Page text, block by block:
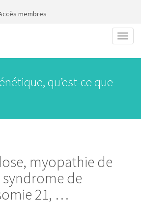
membres
qu’est-ce que
myopathie de
de
21, …